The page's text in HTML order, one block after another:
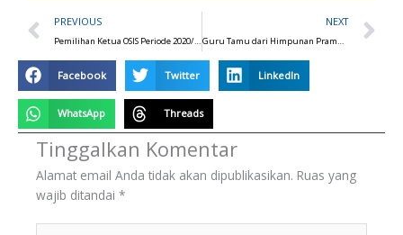
Prev
PREVIOUS
Pemilihan Ketua OSIS Periode 2020/2021
NEXT
Guru Tamu dari Himpunan Pramuwisata Indonesia (HPI)
Facebook Twitter LinkedIn
WhatsApp Threads
Tinggalkan Komentar
Alamat email Anda tidak akan dipublikasikan. Ruas yang
wajib ditandai *